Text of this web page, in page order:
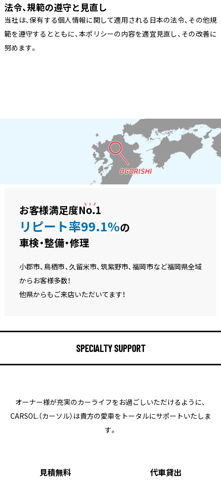
法令、規範の遵守と見直し
当社は、保有する個人情報に関して適用される日本の法令、その他規
範を遵守するとともに、本ポリシーの内容を適宜見直し、その改善に
努めます。
お客様満足度No.1
リピート率99.1%の
車検・整備・修理
小郡市、鳥栖市、久留米市、筑紫野市、福岡市など福岡県全域
からお客様多数！
他県からもご来店いただいてます！
SPECIALTY SUPPORT
オーナー様が充実のカーライフをお過ごしいただけるように、
CARSOL.（カーソル）は貴方の愛車をトータルにサポートいたしま
す。
見積無料 代車貸出